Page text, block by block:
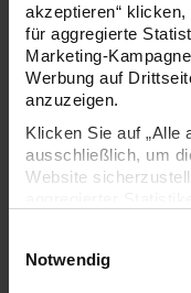
akzeptieren“
für aggregierte
Marketing-
Werbung auf
anzuzeigen.
Klicken Sie auf „Alle
ausschließlich, um
Website
Ihre Einwilligung ist
Link „Cookie-
Notwendig
im Format 10x20cm.
- zur dekorativen
- Anbringung durch
- Farben: Hellgelb,
- Format: 10 x 20 cm